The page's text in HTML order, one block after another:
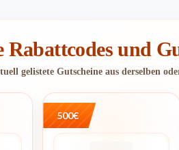
Rabattcodes und
gelistete Gutscheine aus derselben
500€